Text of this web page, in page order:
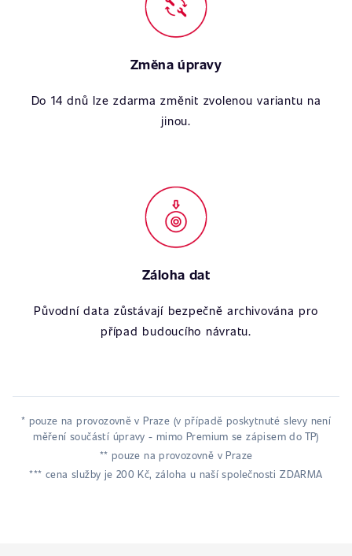
Změna úpravy
Do 14 dnů lze zdarma změnit zvolenou variantu na
jinou.
Záloha dat
Původní data zůstávají bezpečně archivována pro
případ budoucího návratu.
* pouze na provozovně v Praze (v případě poskytnuté slevy není
měření součástí úpravy - mimo Premium se zápisem do TP)
** pouze na provozovně v Praze
*** cena služby je 200 Kč, záloha u naší společnosti ZDARMA